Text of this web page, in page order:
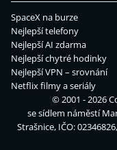
SpaceX na burze
Nejlepší telefony
Nejlepší AI zdarma
Nejlepší chytré hodinky
Nejlepší VPN – srovnání
Netflix filmy a seriály
© 2001 - 2026
se sídlem náměstí
Strašnice, IČO: